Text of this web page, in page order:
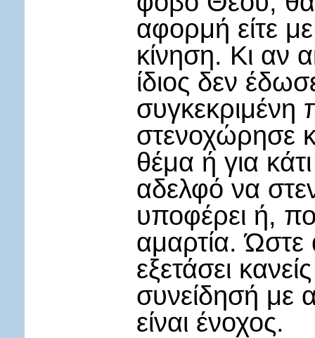
αφορμή είτε
κίνηση. Κι αν
ίδιος δεν
συγκεκριμένη
στενοχώρησε
θέμα ή για
αδελφό να
υποφέρει ή,
αμαρτία.
εξετάσει
συνείδησή με
είναι ένοχος.